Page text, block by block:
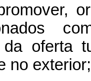
da oferta
no exterior;